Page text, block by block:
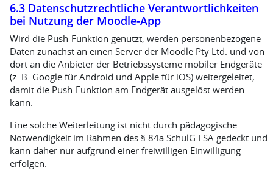
6.3 Datenschutzrechtliche Verantwortlichkeiten
bei Nutzung der Moodle-App
Wird die Push-Funktion genutzt, werden personenbezogene
Daten zunächst an einen Server der Moodle Pty Ltd. und von
dort an die Anbieter der Betriebssysteme mobiler Endgeräte
(z. B. Google für Android und Apple für iOS) weitergeleitet,
damit die Push-Funktion am Endgerät ausgelöst werden
kann.
Eine solche Weiterleitung ist nicht durch pädagogische
Notwendigkeit im Rahmen des § 84a SchulG LSA gedeckt und
kann daher nur aufgrund einer freiwilligen Einwilligung
erfolgen.